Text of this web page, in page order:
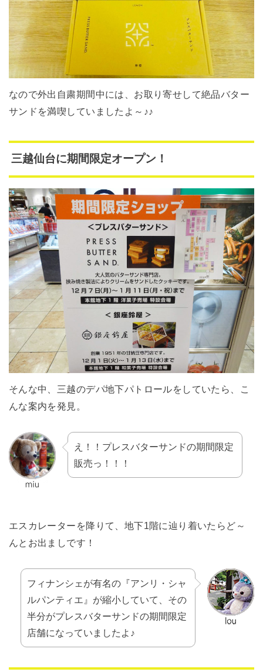
なので外出自粛期間中には、お取り寄せして絶品バター
サンドを満喫していましたよ～♪♪
三越仙台に期間限定オープン！
そんな中、三越のデパ地下パトロールをしていたら、こ
んな案内を発見。
え！！プレスバターサンドの期間限定
販売っ！！！
エスカレーターを降りて、地下1階に辿り着いたらど～
んとお出ましです！
フィナンシェが有名の『アンリ・シャ
ルパンティエ』が縮小していて、その
半分がプレスバターサンドの期間限定
店舗になっていましたよ♪